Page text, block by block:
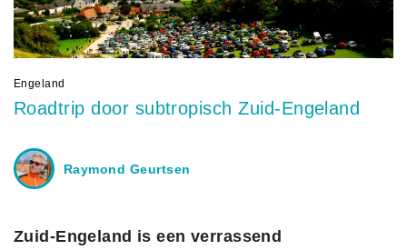
Engeland
Roadtrip door subtropisch Zuid-Engeland
Raymond Geurtsen
Zuid-Engeland is een verrassend